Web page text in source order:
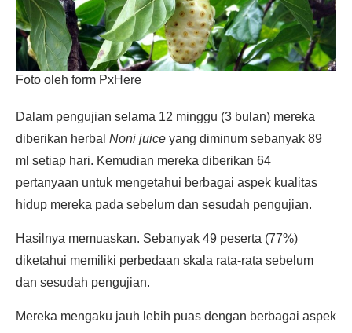
Foto oleh form PxHere
Dalam pengujian selama 12 minggu (3 bulan) mereka
diberikan herbal Noni juice yang diminum sebanyak 89
ml setiap hari. Kemudian mereka diberikan 64
pertanyaan untuk mengetahui berbagai aspek kualitas
hidup mereka pada sebelum dan sesudah pengujian.
Hasilnya memuaskan. Sebanyak 49 peserta (77%)
diketahui memiliki perbedaan skala rata-rata sebelum
dan sesudah pengujian.
Mereka mengaku jauh lebih puas dengan berbagai aspek